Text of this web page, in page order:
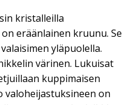
kristalleilla
eräänlainen kruunu. Se
yläpuolella.
värinen. Lukuisat
kuppimaisen
valoheijastuksineen on